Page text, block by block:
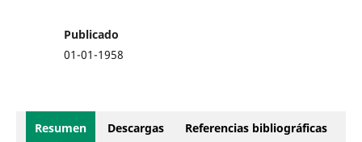
Publicado
01-01-1958
Resumen Descargas Referencias bibliográficas